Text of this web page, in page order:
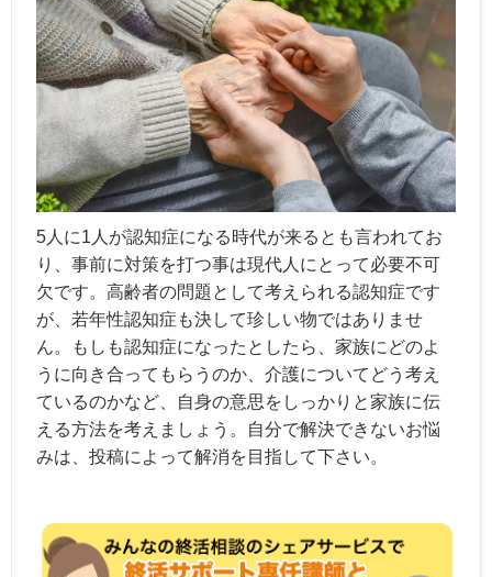
5人に1人が認知症になる時代が来るとも言われてお
り、事前に対策を打つ事は現代人にとって必要不可
欠です。高齢者の問題として考えられる認知症です
が、若年性認知症も決して珍しい物ではありませ
ん。もしも認知症になったとしたら、家族にどのよ
うに向き合ってもらうのか、介護についてどう考え
ているのかなど、自身の意思をしっかりと家族に伝
える方法を考えましょう。自分で解決できないお悩
みは、投稿によって解消を目指して下さい。